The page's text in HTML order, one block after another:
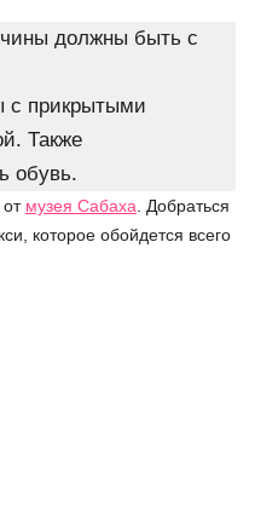
должны быть с
с прикрытыми
Также
обувь.
музея Сабаха . Добраться
которое обойдется всего